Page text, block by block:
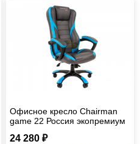
Офисное кресло Chairman
game 22 Россия экопремиум
24 280 ₽